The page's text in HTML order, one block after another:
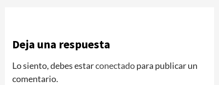
Deja una respuesta
Lo siento, debes estarconectadopara publicar un
comentario.